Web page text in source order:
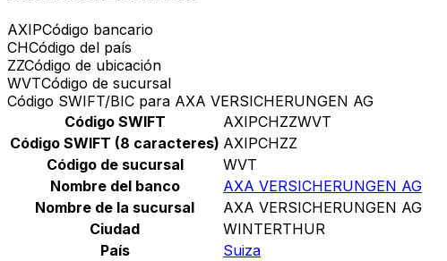
AXIPCódigo bancario
CHCódigo del país
ZZCódigo de ubicación
WVTCódigo de sucursal
Código SWIFT/BIC para AXA VERSICHERUNGEN AG
Código SWIFT
AXIPCHZZWVT
Código SWIFT (8 caracteres) AXIPCHZZ
Código de sucursal
WVT
Nombre del banco
AXA VERSICHERUNGEN AG
Nombre de la sucursal
AXA VERSICHERUNGEN AG
Ciudad
WINTERTHUR
País
Suiza